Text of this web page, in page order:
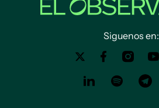
Siguenos en: